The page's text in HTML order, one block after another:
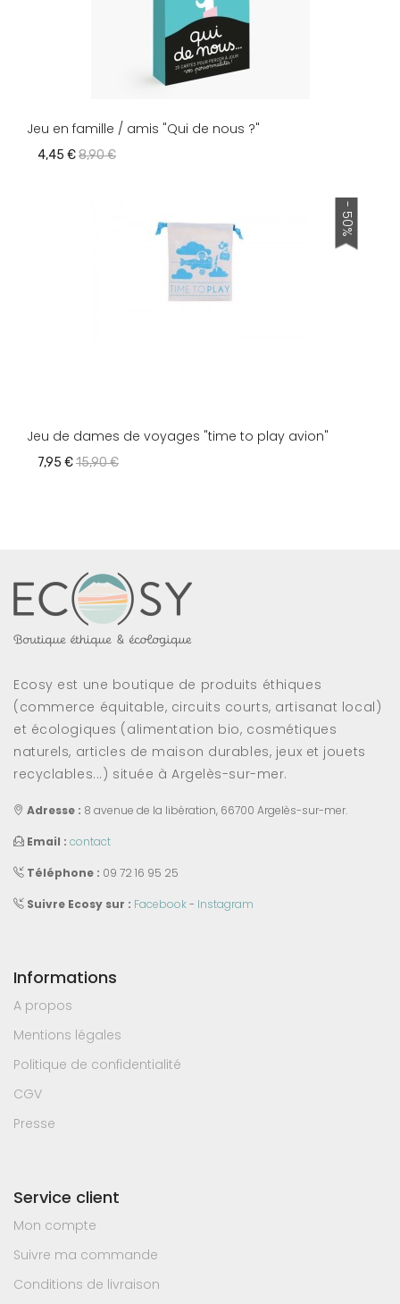
Jeu en famille / amis "Qui de nous ?"
4,45 €8,90 €
- 50%
Jeu de dames de voyages "time to play avion"
7,95 €15,90 €
Ecosy est une boutique de produits éthiques
(commerce équitable, circuits courts, artisanat local)
et écologiques (alimentation bio, cosmétiques
naturels, articles de maison durables, jeux et jouets
recyclables...) située à Argelès-sur-mer.
Adresse : 8 avenue de la libération, 66700 Argelès-sur-mer.
Email : contact
Téléphone : 09 72 16 95 25
Suivre Ecosy sur : Facebook- Instagram
Informations
A propos
Mentions légales
Politique de confidentialité
CGV
Presse
Service client
Mon compte
Suivre ma commande
Conditions de livraison